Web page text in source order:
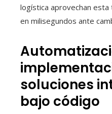
logística aprovechan
en milisegundos ante
soluciones
bajo código